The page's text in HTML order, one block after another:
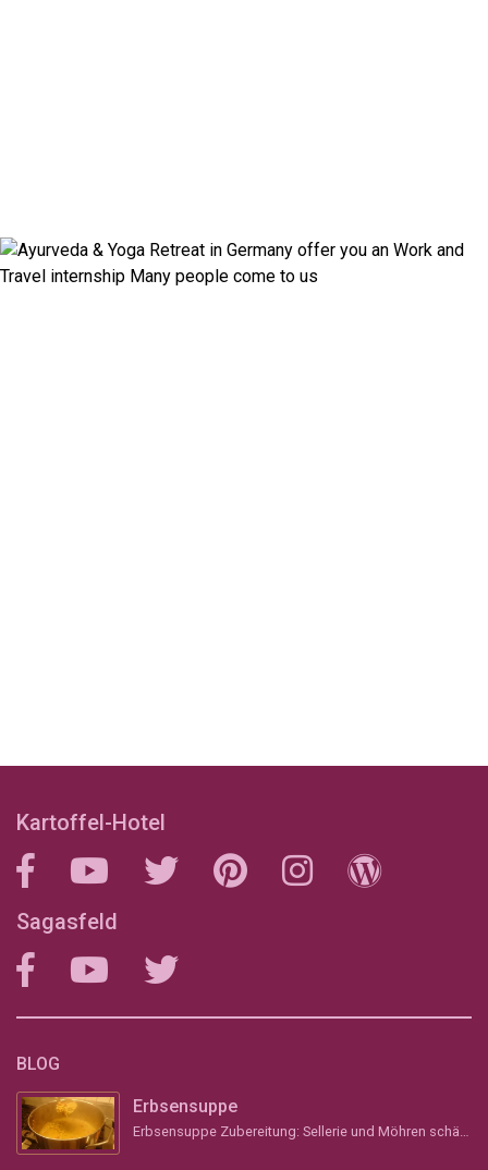
Kartoffel-Hotel
Sagasfeld
BLOG
Erbsensuppe